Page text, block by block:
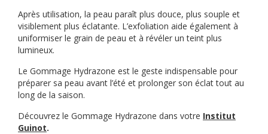
Après utilisation, la peau paraît plus douce, plus souple et
visiblement plus éclatante. L’exfoliation aide également à
uniformiser le grain de peau et à révéler un teint plus
lumineux.
Le Gommage Hydrazone est le geste indispensable pour
préparer sa peau avant l’été et prolonger son éclat tout au
long de la saison.
Découvrez le Gommage Hydrazone dans votre Institut
Guinot.